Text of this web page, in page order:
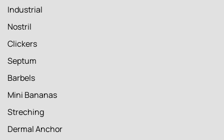
Industrial
Nostril
Clickers
Septum
Barbels
Mini Bananas
Streching
Dermal Anchor